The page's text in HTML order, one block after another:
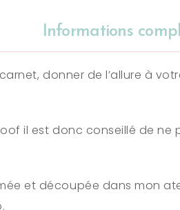
Informations
donner de l’allure à
il est donc conseillé de
et découpée dans mon